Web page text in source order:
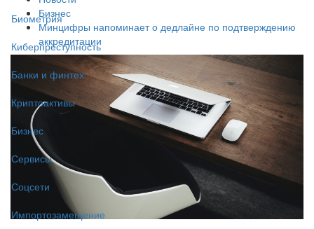
Биометрия
Киберпреступность
Банки и финтех
Криптоактивы
Бизнес
Сервисы
Соцсети
Импортозамещение
Бизнес
Минцифры напоминает о дедлайне по подтверждению
аккредитации